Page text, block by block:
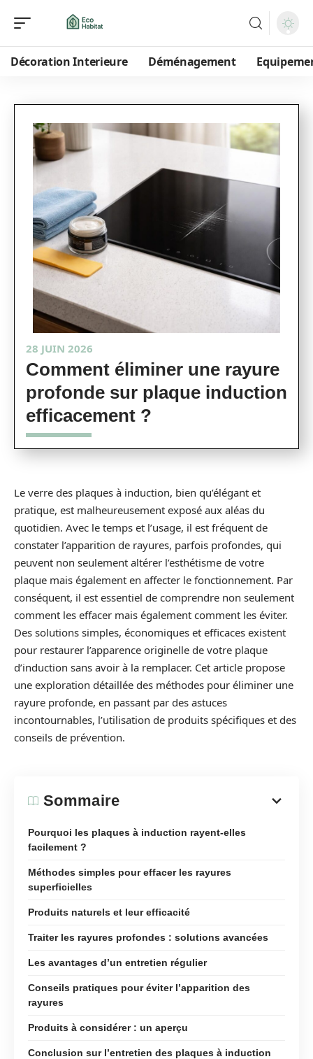
Décoration Interieure Déménagement
28 JUIN 2026
Comment éliminer une rayure
profonde sur plaque induction
efficacement ?
Le verre des plaques à induction, bien qu’élégant et
pratique, est malheureusement exposé aux aléas du
quotidien. Avec le temps et l’usage, il est fréquent de
constater l’apparition de rayures, parfois profondes, qui
peuvent non seulement altérer l’esthétisme de votre
plaque mais également en affecter le fonctionnement. Par
conséquent, il est essentiel de comprendre non seulement
comment les effacer mais également comment les éviter.
Des solutions simples, économiques et efficaces existent
pour restaurer l’apparence originelle de votre plaque
d’induction sans avoir à la remplacer. Cet article propose
une exploration détaillée des méthodes pour éliminer une
rayure profonde, en passant par des astuces
incontournables, l’utilisation de produits spécifiques et des
conseils de prévention.
Sommaire
Pourquoi les plaques à induction rayent-elles
facilement ?
Méthodes simples pour effacer les rayures
superficielles
Produits naturels et leur efficacité
Traiter les rayures profondes : solutions avancées
Les avantages d’un entretien régulier
Conseils pratiques pour éviter l’apparition des
rayures
Produits à considérer : un aperçu
Conclusion sur l’entretien des plaques à induction